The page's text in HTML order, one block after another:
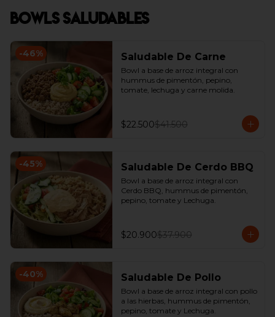
Bowls Saludables
-46% Saludable De Carne
Bowl a base de arroz integral con
hummus de pimentón, pepino,
tomate, lechuga y carne molida.
$22.500$41.500
-45% Saludable De Cerdo BBQ
Bowl a base de arroz integral con
Cerdo BBQ, hummus de pimentón,
pepino, tomate y Lechuga.
$20.900$37.900
-40% Saludable De Pollo
Bowl a base de arroz integral con pollo
a las hierbas, hummus de pimentón,
pepino, tomate y Lechuga.